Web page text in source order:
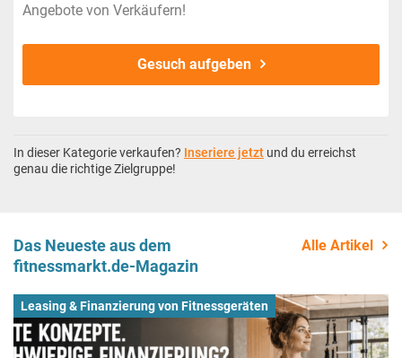
Angebote von Verkäufern!
Gesuch aufgeben
In dieser Kategorie verkaufen? Inseriere jetzt und du erreichst
genau die richtige Zielgruppe!
Das Neueste aus dem
fitnessmarkt.de-Magazin
Alle Artikel
Leasing & Finanzierung von Fitnessgeräten